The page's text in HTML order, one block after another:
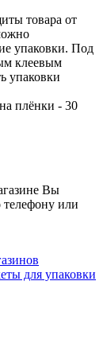
товара от
упаковки. Под
клеевым
упаковки
плёнки - 30
Вы
телефону или
для упаковки